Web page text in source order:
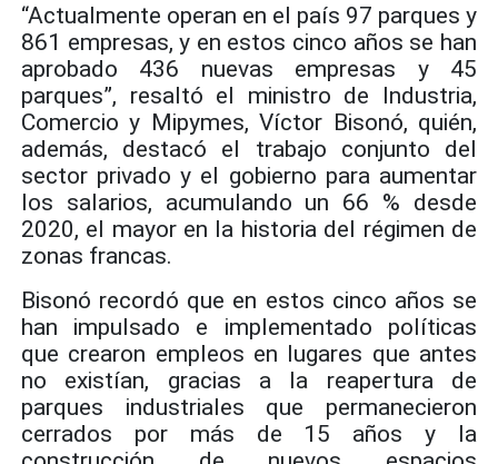
“Actualmente operan en el país 97 parques y
861 empresas, y en estos cinco años se han
aprobado 436 nuevas empresas y 45
parques”, resaltó el ministro de Industria,
Comercio y Mipymes, Víctor Bisonó, quién,
además, destacó el trabajo conjunto del
sector privado y el gobierno para aumentar
los salarios, acumulando un 66 % desde
2020, el mayor en la historia del régimen de
zonas francas.
Bisonó recordó que en estos cinco años se
han impulsado e implementado políticas
que crearon empleos en lugares que antes
no existían, gracias a la reapertura de
parques industriales que permanecieron
cerrados por más de 15 años y la